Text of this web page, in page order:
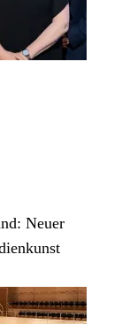
Neuer